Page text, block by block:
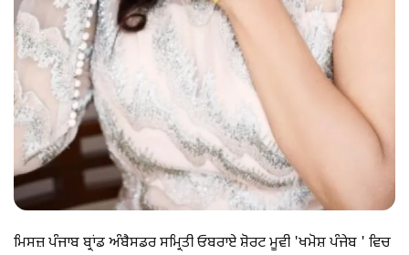
ਮਿਸਜ਼ ਪੰਜਾਬ ਬ੍ਰਾਂਡ ਅੰਬੈਸਡਰ ਸਮ੍ਰਿਤੀ ਓਬਰਾਏ ਸ਼ੋਰਟ ਮੂਵੀ 'ਖਮੋਸ਼ ਪੰਜੇਬ ' ਵਿਚ